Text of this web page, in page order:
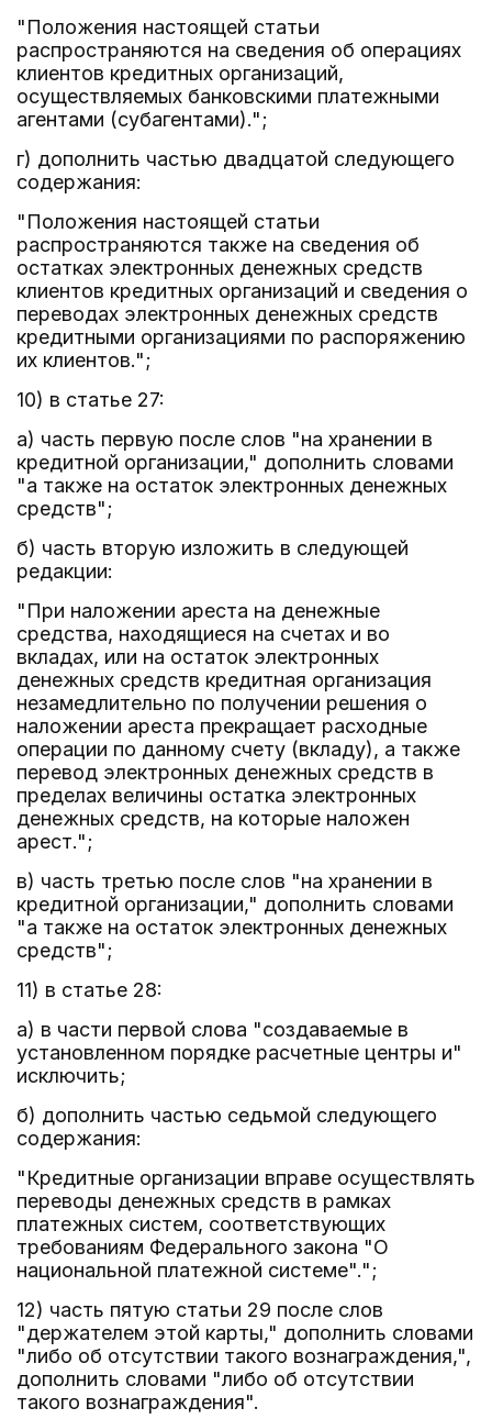
"Положения настоящей статьи
распространяются на сведения об операциях
клиентов кредитных организаций,
осуществляемых банковскими платежными
агентами (субагентами).";
г) дополнить частью двадцатой следующего
содержания:
"Положения настоящей статьи
распространяются также на сведения об
остатках электронных денежных средств
клиентов кредитных организаций и сведения о
переводах электронных денежных средств
кредитными организациями по распоряжению
их клиентов.";
10) в статье 27:
а) часть первую после слов "на хранении в
кредитной организации," дополнить словами
"а также на остаток электронных денежных
средств";
б) часть вторую изложить в следующей
редакции:
"При наложении ареста на денежные
средства, находящиеся на счетах и во
вкладах, или на остаток электронных
денежных средств кредитная организация
незамедлительно по получении решения о
наложении ареста прекращает расходные
операции по данному счету (вкладу), а также
перевод электронных денежных средств в
пределах величины остатка электронных
денежных средств, на которые наложен
арест.";
в) часть третью после слов "на хранении в
кредитной организации," дополнить словами
"а также на остаток электронных денежных
средств";
11) в статье 28:
а) в части первой слова "создаваемые в
установленном порядке расчетные центры и"
исключить;
б) дополнить частью седьмой следующего
содержания:
"Кредитные организации вправе осуществлять
переводы денежных средств в рамках
платежных систем, соответствующих
требованиям Федерального закона "О
национальной платежной системе".";
12) часть пятую статьи 29 после слов
"держателем этой карты," дополнить словами
"либо об отсутствии такого вознаграждения,",
дополнить словами "либо об отсутствии
такого вознаграждения".